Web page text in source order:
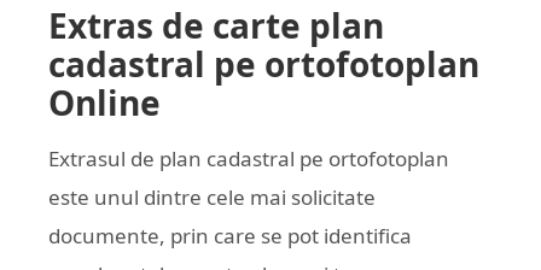
Extras de carte plan
cadastral pe ortofotoplan
Online
Extrasul de plan cadastral pe ortofotoplan
este unul dintre cele mai solicitate
documente, prin care se pot identifica